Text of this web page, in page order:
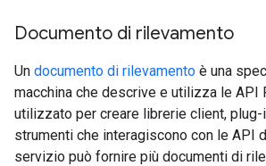
Documento di rilevamento
Un documento di rilevamento è una
macchina che descrive e utilizza le API
utilizzato per creare librerie client, plug-
strumenti che interagiscono con le API
servizio può fornire più documenti di